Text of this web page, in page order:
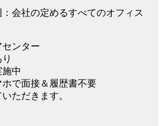
会社の定めるすべてのオフィス
ンター
中
で面接＆履歴書不要
ただきます。